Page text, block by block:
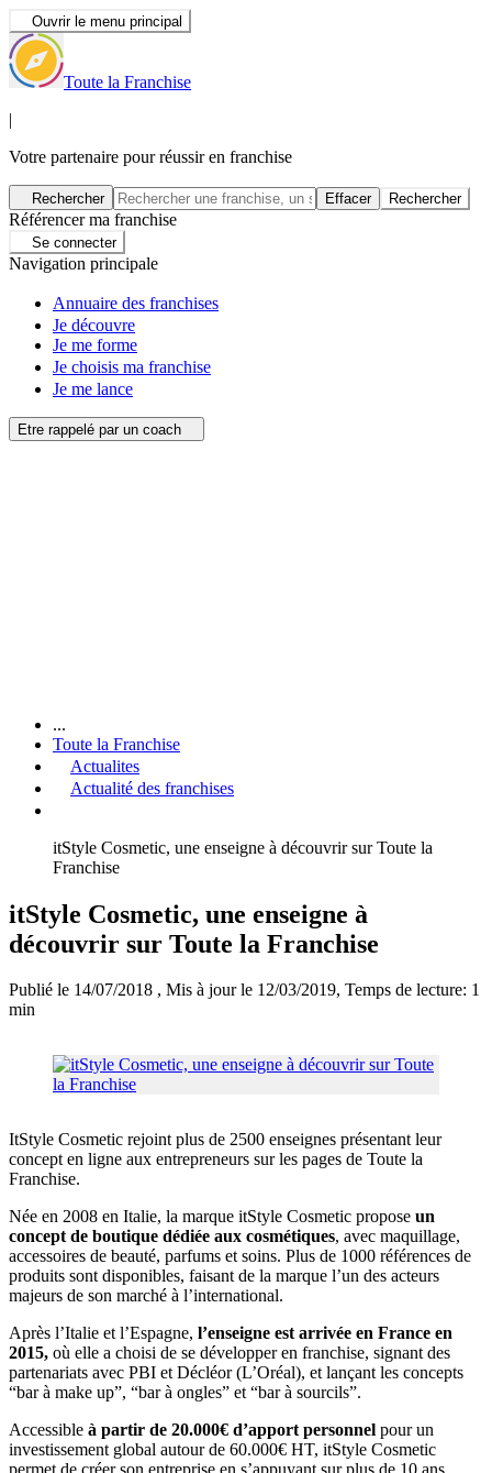
Ouvrir le menu principal
Toute la Franchise
|
Votre partenaire pour réussir en franchise
Rechercher Effacer Rechercher
Référencer ma franchise
Se connecter
Navigation principale
Annuaire des franchises
Je découvre
Je me forme
Je choisis ma franchise
Je me lance
Etre rappelé par un coach
...
Toute la Franchise
Actualites
Actualité des franchises
itStyle Cosmetic, une enseigne à découvrir sur Toute la
Franchise
itStyle Cosmetic, une enseigne à
découvrir sur Toute la Franchise
Publié le 14/07/2018 , Mis à jour le 12/03/2019, Temps de lecture: 1
min
ItStyle Cosmetic rejoint plus de 2500 enseignes présentant leur
concept en ligne aux entrepreneurs sur les pages de Toute la
Franchise.
Née en 2008 en Italie, la marque itStyle Cosmetic propose un
concept de boutique dédiée aux cosmétiques, avec maquillage,
accessoires de beauté, parfums et soins. Plus de 1000 références de
produits sont disponibles, faisant de la marque l’un des acteurs
majeurs de son marché à l’international.
Après l’Italie et l’Espagne, l’enseigne est arrivée en France en
2015, où elle a choisi de se développer en franchise, signant des
partenariats avec PBI et Décléor (L’Oréal), et lançant les concepts
“bar à make up”, “bar à ongles” et “bar à sourcils”.
Accessible à partir de 20.000€ d’apport personnel pour un
investissement global autour de 60.000€ HT, itStyle Cosmetic